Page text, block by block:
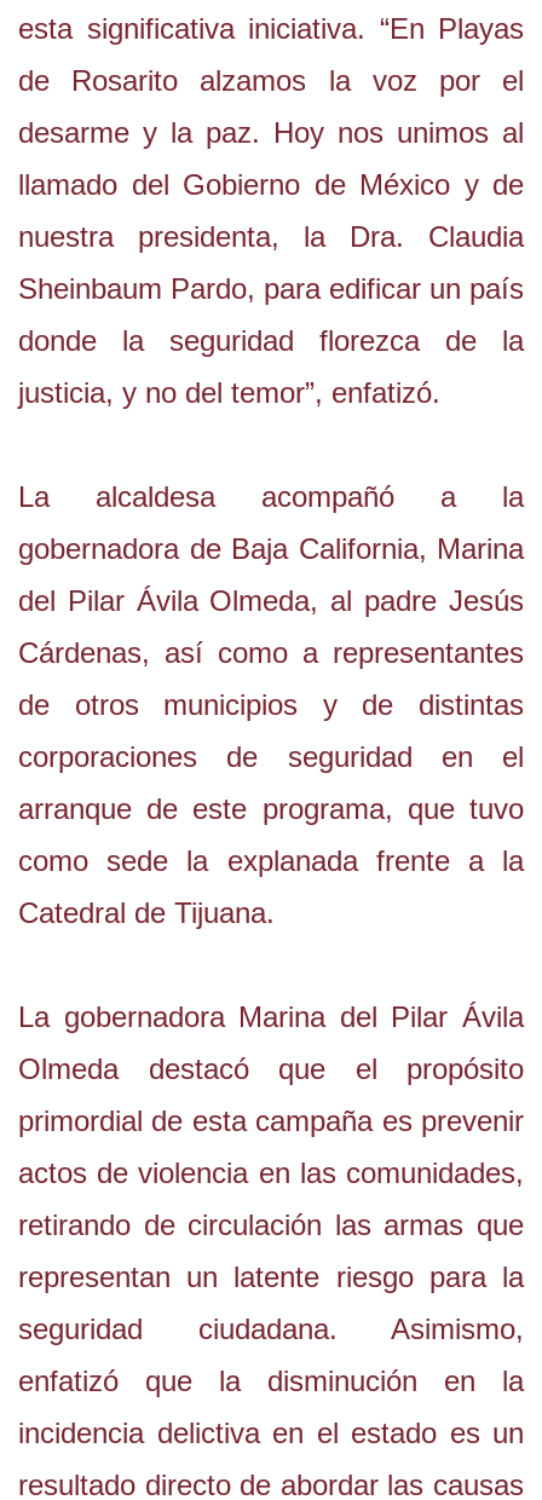
esta significativa iniciativa. “En Playas
de Rosarito alzamos la voz por el
desarme y la paz. Hoy nos unimos al
llamado del Gobierno de México y de
nuestra presidenta, la Dra. Claudia
Sheinbaum Pardo, para edificar un país
donde la seguridad florezca de la
justicia, y no del temor”, enfatizó.
La alcaldesa acompañó a la
gobernadora de Baja California, Marina
del Pilar Ávila Olmeda, al padre Jesús
Cárdenas, así como a representantes
de otros municipios y de distintas
corporaciones de seguridad en el
arranque de este programa, que tuvo
como sede la explanada frente a la
Catedral de Tijuana.
La gobernadora Marina del Pilar Ávila
Olmeda destacó que el propósito
primordial de esta campaña es prevenir
actos de violencia en las comunidades,
retirando de circulación las armas que
representan un latente riesgo para la
seguridad ciudadana. Asimismo,
enfatizó que la disminución en la
incidencia delictiva en el estado es un
resultado directo de abordar las causas